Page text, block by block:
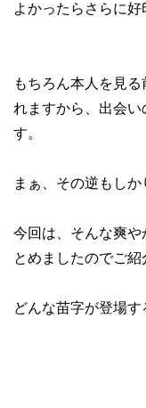
よかったらさらに好
もちろん本人を見
れますから、出会
す。
まぁ、その逆もしか
今回は、そんな爽や
とめましたのでご紹
どんな苗字が登場す